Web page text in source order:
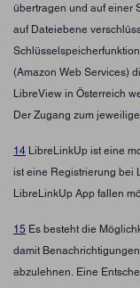
übertragen und auf einer
auf Dateiebene
(Amazon Web Services)
LibreView in Österreich
Der Zugang zum
14 LibreLinkUp ist eine
ist eine Registrierung bei
LibreLinkUp App fallen
15 Es besteht die
damit
abzulehnen. Eine